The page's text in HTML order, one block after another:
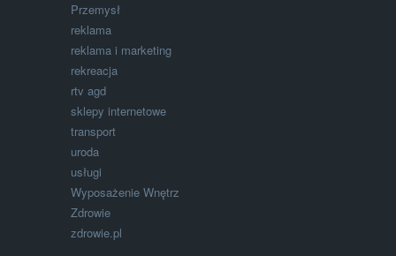
Przemysł
reklama
reklama i marketing
rekreacja
rtv agd
sklepy internetowe
transport
uroda
usługi
Wyposażenie Wnętrz
Zdrowie
zdrowie.pl